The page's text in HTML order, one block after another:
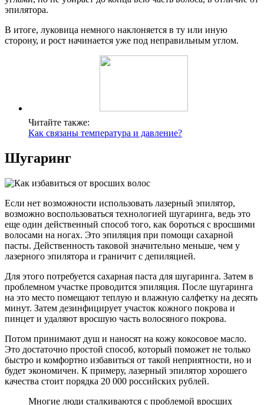
эпилятора.
В итоге, луковица немного наклоняется в ту или иную
сторону, и рост начинается уже под неправильным углом.
Читайте также:
Как связаны температура и давление?
Шугаринг
Если нет возможности использовать лазерный эпилятор,
возможно воспользоваться технологией шугаринга, ведь это
еще один действенный способ того, как бороться с вросшими
волосами на ногах. Это эпиляция при помощи сахарной
пасты. Действенность таковой значительно меньше, чем у
лазерного эпилятора и граничит с депиляцией.
Для этого потребуется сахарная паста для шугаринга. Затем в
проблемном участке проводится эпиляция. После шугаринга
на это место помещают теплую и влажную салфетку на десять
минут. Затем дезинфицирует участок кожного покрова и
пинцет и удаляют вросшую часть волосяного покрова.
Потом принимают душ и наносят на кожу кокосовое масло.
Это достаточно простой способ, который поможет не только
быстро и комфортно избавиться от такой неприятности, но и
будет экономичен. К примеру, лазерный эпилятор хорошего
качества стоит порядка 20 000 российских рублей.
Многие люди сталкиваются с проблемой вросших